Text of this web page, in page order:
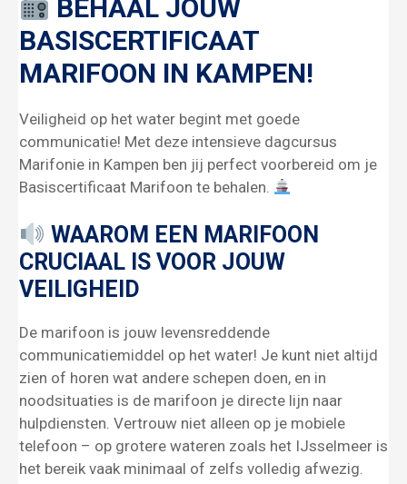
BEHAAL JOUW
BASISCERTIFICAAT
MARIFOON IN KAMPEN!
Veiligheid op het water begint met goede
communicatie! Met deze intensieve dagcursus
Marifonie in Kampen ben jij perfect voorbereid om je
Basiscertificaat Marifoon te behalen.
WAAROM EEN MARIFOON
CRUCIAAL IS VOOR JOUW
VEILIGHEID
De marifoon is jouw levensreddende
communicatiemiddel op het water! Je kunt niet altijd
zien of horen wat andere schepen doen, en in
noodsituaties is de marifoon je directe lijn naar
hulpdiensten. Vertrouw niet alleen op je mobiele
telefoon – op grotere wateren zoals het IJsselmeer is
het bereik vaak minimaal of zelfs volledig afwezig.